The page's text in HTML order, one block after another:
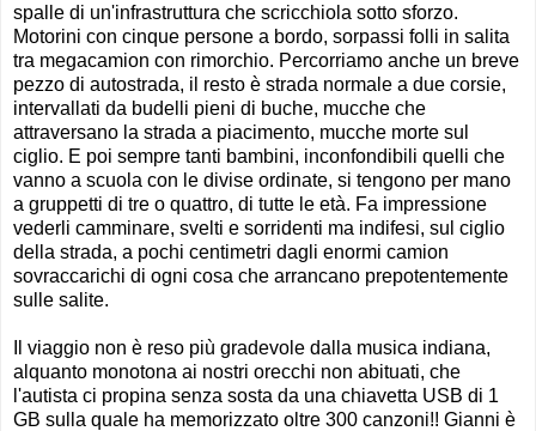
spalle di un'infrastruttura che scricchiola sotto sforzo.
Motorini con cinque persone a bordo, sorpassi folli in salita
tra megacamion con rimorchio. Percorriamo anche un breve
pezzo di autostrada, il resto è strada normale a due corsie,
intervallati da budelli pieni di buche, mucche che
attraversano la strada a piacimento, mucche morte sul
ciglio. E poi sempre tanti bambini, inconfondibili quelli che
vanno a scuola con le divise ordinate, si tengono per mano
a gruppetti di tre o quattro, di tutte le età. Fa impressione
vederli camminare, svelti e sorridenti ma indifesi, sul ciglio
della strada, a pochi centimetri dagli enormi camion
sovraccarichi di ogni cosa che arrancano prepotentemente
sulle salite.
Il viaggio non è reso più gradevole dalla musica indiana,
alquanto monotona ai nostri orecchi non abituati, che
l'autista ci propina senza sosta da una chiavetta USB di 1
GB sulla quale ha memorizzato oltre 300 canzoni!! Gianni è